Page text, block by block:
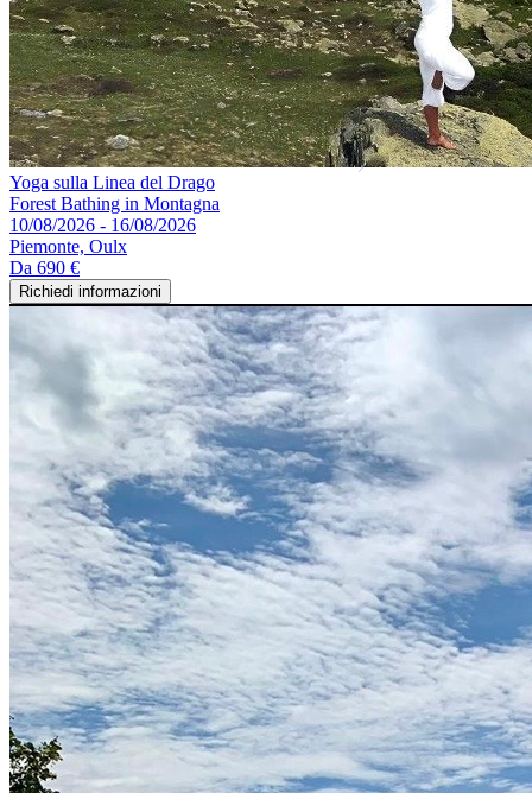
Yoga sulla Linea del Drago
Forest Bathing in Montagna
10/08/2026 - 16/08/2026
Piemonte, Oulx
Da 690 €
Richiedi informazioni